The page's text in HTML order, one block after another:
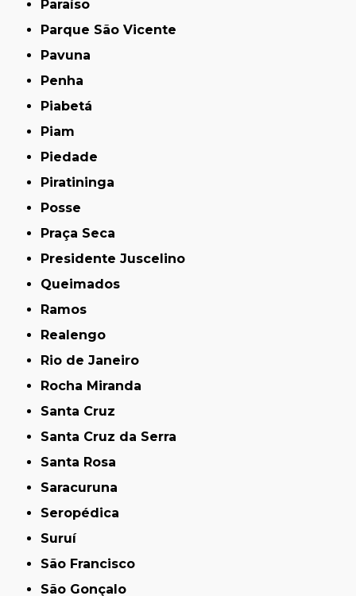
Paraíso
Parque São Vicente
Pavuna
Penha
Piabetá
Piam
Piedade
Piratininga
Posse
Praça Seca
Presidente Juscelino
Queimados
Ramos
Realengo
Rio de Janeiro
Rocha Miranda
Santa Cruz
Santa Cruz da Serra
Santa Rosa
Saracuruna
Seropédica
Suruí
São Francisco
São Gonçalo